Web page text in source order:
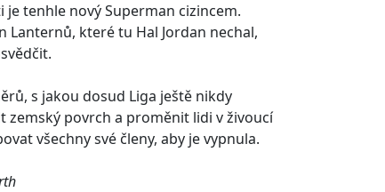
je tenhle nový Superman cizincem.
Lanternů, které tu Hal Jordan nechal,
s jakou dosud Liga ještě nikdy
povrch a proměnit lidi v živoucí
všechny své členy, aby je vypnula.